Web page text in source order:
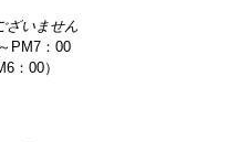
ざいません
PM7：00
：00）